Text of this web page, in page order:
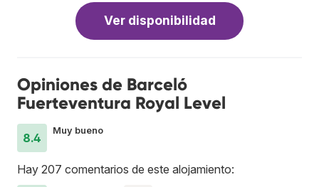
Ver disponibilidad
Opiniones de Barceló
Fuerteventura Royal Level
8.4
Muy bueno
Hay 207 comentarios de este alojamiento: